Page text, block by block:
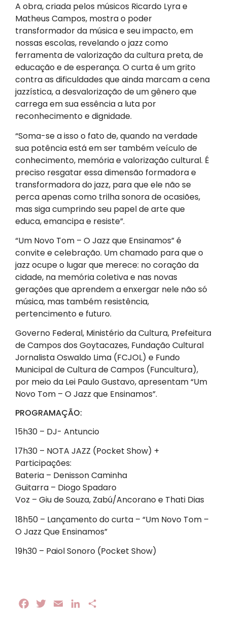
A obra, criada pelos músicos Ricardo Lyra e
Matheus Campos, mostra o poder
transformador da música e seu impacto, em
nossas escolas, revelando o jazz como
ferramenta de valorização da cultura preta, de
educação e de esperança. O curta é um grito
contra as dificuldades que ainda marcam a cena
jazzística, a desvalorização de um gênero que
carrega em sua essência a luta por
reconhecimento e dignidade.
“Soma-se a isso o fato de, quando na verdade
sua potência está em ser também veículo de
conhecimento, memória e valorização cultural. É
preciso resgatar essa dimensão formadora e
transformadora do jazz, para que ele não se
perca apenas como trilha sonora de ocasiões,
mas siga cumprindo seu papel de arte que
educa, emancipa e resiste”.
“Um Novo Tom – O Jazz que Ensinamos” é
convite e celebração. Um chamado para que o
jazz ocupe o lugar que merece: no coração da
cidade, na memória coletiva e nas novas
gerações que aprendem a enxergar nele não só
música, mas também resistência,
pertencimento e futuro.
Governo Federal, Ministério da Cultura, Prefeitura
de Campos dos Goytacazes, Fundação Cultural
Jornalista Oswaldo Lima (FCJOL) e Fundo
Municipal de Cultura de Campos (Funcultura),
por meio da Lei Paulo Gustavo, apresentam “Um
Novo Tom – O Jazz que Ensinamos”.
PROGRAMAÇÃO:
15h30 – DJ- Antuncio
17h30 – NOTA JAZZ (Pocket Show) +
Participações:
Bateria – Denisson Caminha
Guitarra – Diogo Spadaro
Voz – Giu de Souza, Zabú/Ancorano e Thati Dias
18h50 – Lançamento do curta – “Um Novo Tom –
O Jazz Que Ensinamos”
19h30 – Paiol Sonoro (Pocket Show)
FacebookTwitterEmail LinkedIn